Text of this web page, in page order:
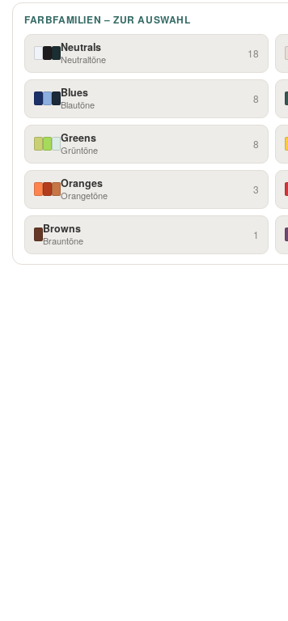
FARBFAMILIEN – ZUR AUSWAHL
Neutrals
Neutraltöne 18
Blues
Blautöne 8
Greens
Grüntöne 8
Oranges
Orangetöne 3
Browns
Brauntöne 1